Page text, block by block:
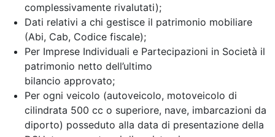
complessivamente rivalutati);
Dati relativi a chi gestisce il patrimonio mobiliare
(Abi, Cab, Codice fiscale);
Per Imprese Individuali e Partecipazioni in Società il
patrimonio netto dell’ultimo
bilancio approvato;
Per ogni veicolo (autoveicolo, motoveicolo di
cilindrata 500 cc o superiore, nave, imbarcazioni da
diporto) posseduto alla data di presentazione della